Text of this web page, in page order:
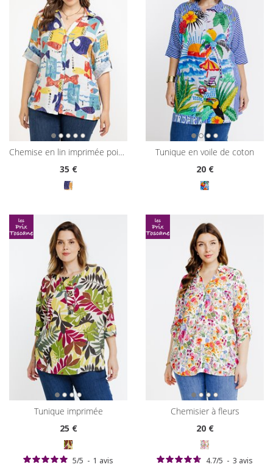
chemise en lin imprimée poissons
35€
tunique en voile de coton
20€
tunique imprimée
25€
5/5 - 1 avis
chemisier à fleurs
20€
4.7/5 - 3 avis